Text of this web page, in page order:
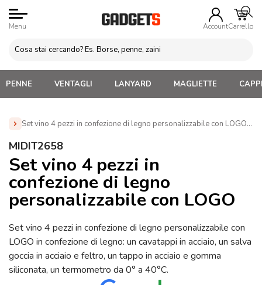
Menu AccountCarrello
PENNE VENTAGLI LANYARD MAGLIETTE
Set vino 4 pezzi in confezione di legno personalizzabile con LOGO
Home » Gadget Vino
(MIDIT2658)
MIDIT2658
Set vino 4 pezzi in
confezione di legno
personalizzabile con LOGO
Set vino 4 pezzi in confezione di legno personalizzabile con
LOGO in confezione di legno: un cavatappi in acciaio, un salva
goccia in acciaio e feltro, un tappo in acciaio e gomma
siliconata, un termometro da 0° a 40°C.